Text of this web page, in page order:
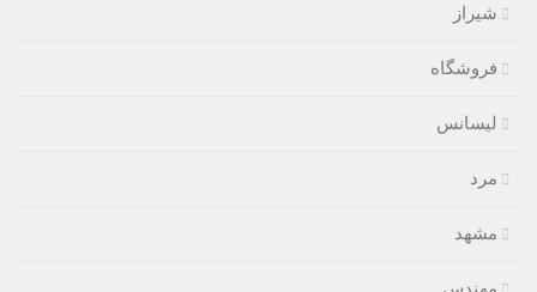
شیراز
فروشگاه
لیسانس
مرد
مشهد